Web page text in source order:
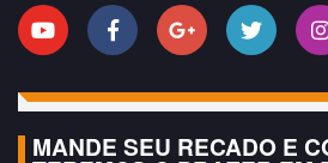
MANDE SEU RECADO E